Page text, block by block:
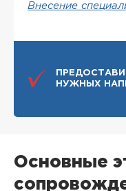
Внесение
НУЖНЫХ
Основные